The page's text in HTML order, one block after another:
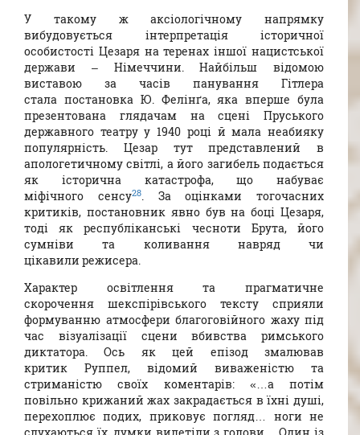
У такому ж аксіологічному напрямку
вибудовується інтерпретація історичної
особистості Цезаря на теренах іншої нацистської
держави – Німеччини. Найбільш відомою
виставою за часів панування Гітлера
стала постановка Ю. Фелінґа, яка вперше була
презентована глядачам на сцені Пруського
державного театру у 1940 році й мала неабияку
популярність. Цезар тут представлений в
апологетичному світлі, а його загибель подається
як історична катастрофа, що набуває
міфічного сенсу28. За оцінками тогочасних
критиків, постановник явно був на боці Цезаря,
тоді як республіканські чесноти Брута, його
сумніви та коливання навряд чи
цікавили режисера.
Характер освітлення та прагматичне
скорочення шекспірівського тексту сприяли
формуванню атмосфери благоговійного жаху під
час візуалізації сцени вбивства римського
диктатора. Ось як цей епізод змалював
критик Руппел, відомий виваженістю та
стриманістю своїх коментарів: «…а потім
повільно крижаний жах закрадається в їхні душі,
перехоплює подих, приковує погляд… ноги не